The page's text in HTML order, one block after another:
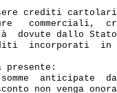
crediti
commerciali,
dovute dallo
incorporati
anticipate